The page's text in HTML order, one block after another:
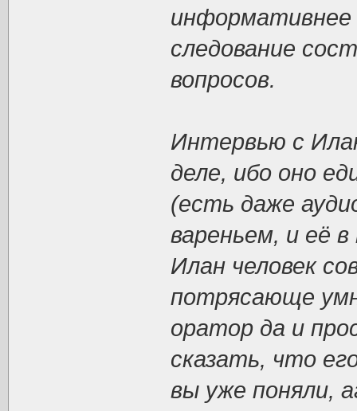
информативнее
следование
вопросов.
Интервью с
деле, ибо оно
(есть даже
вареньем, и её
Илан человек
потрясающе
оратор да и
сказать, что
вы уже поняли,